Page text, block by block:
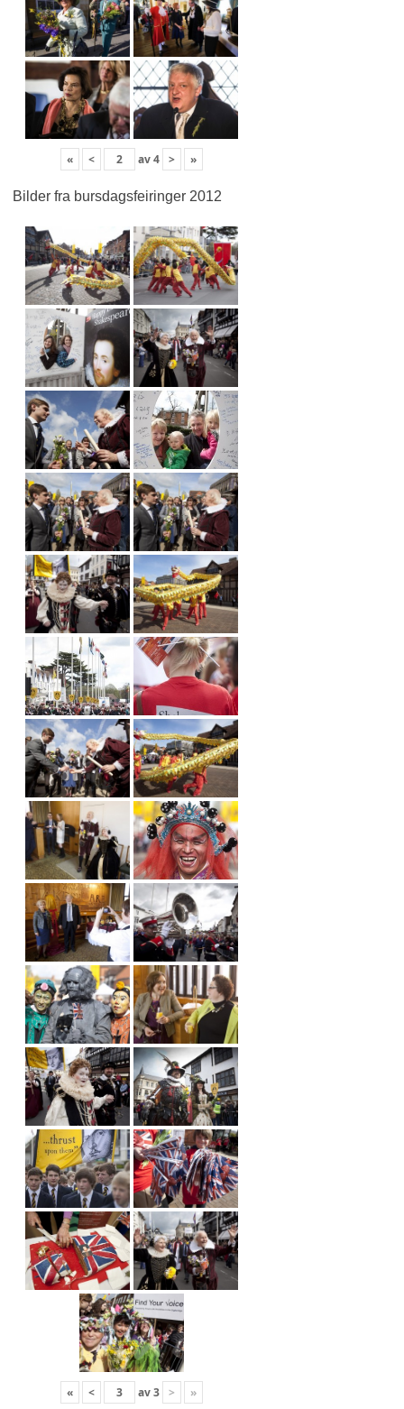
« < av4 > »
Bilder fra bursdagsfeiringer 2012
« < av3 > »